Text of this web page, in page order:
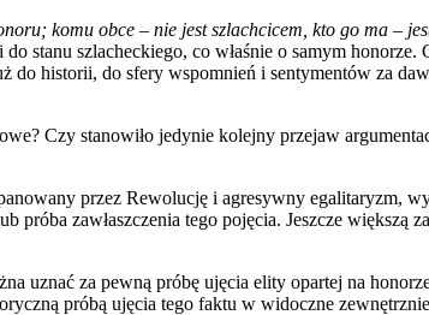
komu obce – nie jest szlachcicem, kto go ma –
stanu szlacheckiego, co właśnie o samym
do historii, do sfery wspomnień i sentymentów za
Czy stanowiło jedynie kolejny przejaw
przez Rewolucję i agresywny egalitaryzm,
zawłaszczenia tego pojęcia. Jeszcze większą
uznać za pewną próbę ujęcia elity opartej na
próbą ujęcia tego faktu w widoczne